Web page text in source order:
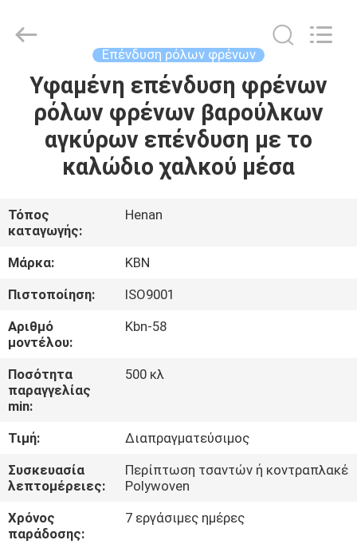
ΣΠΊΤΙ
ΠΡΟΪΌΝΤΑ
ΕΜΕΊΣ
ΓΎΡΟΣ
ΕΡΓΟΣΤΑΣΊΩΝ
ΠΟΙΟΤΙΚΌΣ
ΈΛΕΓΧΟΣ
ΕΛΆΤΕ
ΣΕ
ΕΠΑΦΉ
ΜΕ
Reserved.
Επένδυση ρόλων φρένων
Υφαμένη επένδυση φρένων
ρόλων φρένων βαρούλκων
αγκύρων επένδυση με το
καλώδιο χαλκού μέσα
Τόπος
καταγωγής:
Henan
Μάρκα:
KBN
Πιστοποίηση:
ISO9001
Αριθμό
μοντέλου:
Kbn-58
Ποσότητα
παραγγελίας
min:
500 κλ
Τιμή:
Διαπραγματεύσιμος
Συσκευασία
λεπτομέρειες:
Περίπτωση τσαντών ή κοντραπλακέ
Polywoven
Χρόνος
παράδοσης:
7 εργάσιμες ημέρες